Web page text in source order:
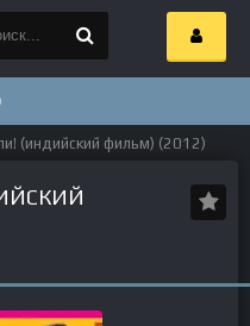
(индийский фильм) (2012)